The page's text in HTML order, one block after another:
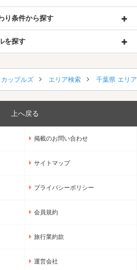
り条件から探す
を探す
ップルズ エリア検索 千葉県 エリ
上へ戻る
掲載のお問い合わせ
サイトマップ
プライバシーポリシー
会員規約
旅行業約款
運営会社